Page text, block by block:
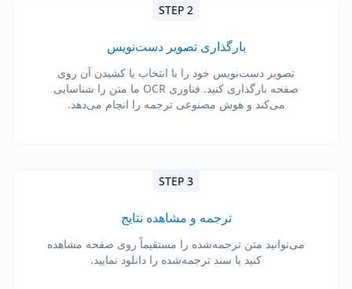
STEP 2
بارگذاری تصویر دست‌نویس
تصویر دست‌نویس خود را با انتخاب یا کشیدن آن روی
صفحه بارگذاری کنید. فناوری OCR ما متن را شناسایی
می‌کند و هوش مصنوعی ترجمه را انجام می‌دهد.
STEP 3
ترجمه و مشاهده نتایج
می‌توانید متن ترجمه‌شده را مستقیماً روی صفحه مشاهده
کنید یا سند ترجمه‌شده را دانلود نمایید.